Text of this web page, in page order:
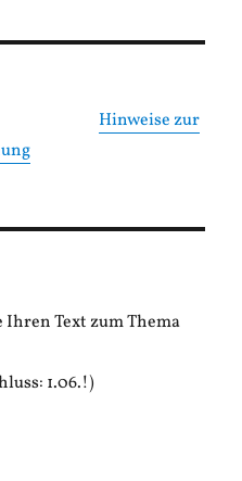
Hinweise zur
Ihren Text zum Thema
1.06.!)